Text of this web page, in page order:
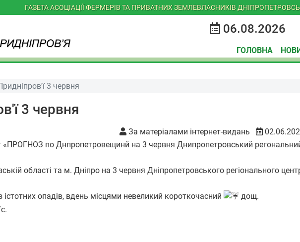
ГАЗЕТА АСОЦІАЦІЇ ФЕРМЕРІВ ТА ПРИВАТНИХ ЗЕМЛЕВЛАСНИКІВ
06.08.2026
ГОЛОВНА
3 червня
3 червня
За матеріалами інтернет-видань
області та м. Дніпро на 3 червня Дніпропетровського регіонального
істотних опадів, вдень місцями невеликий короткочасний
дощ.